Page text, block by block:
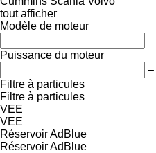
tout afficher
Modèle de moteur
Puissance du moteur
–
Filtre à particules
Filtre à particules
VEE
VEE
Réservoir AdBlue
Réservoir AdBlue